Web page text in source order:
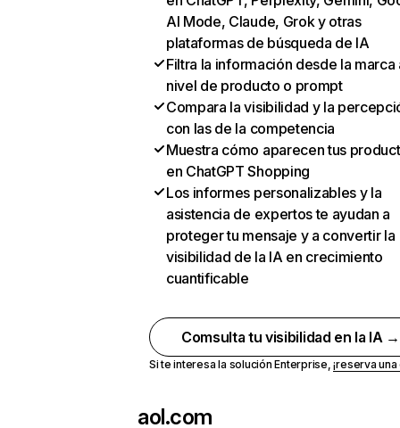
AI Mode, Claude, Grok y otras
plataformas de búsqueda de IA
Filtra la información desde la marca
nivel de producto o prompt
Compara la visibilidad y la
con las de la competencia
Muestra cómo aparecen tus
en ChatGPT Shopping
Los informes personalizables y la
asistencia de expertos te ayudan a
proteger tu mensaje y a convertir la
visibilidad de la IA en crecimiento
cuantificable
Comsulta tu visibilidad en la IA →
Si te interesa la solución Enterprise,¡reserva
aol.com